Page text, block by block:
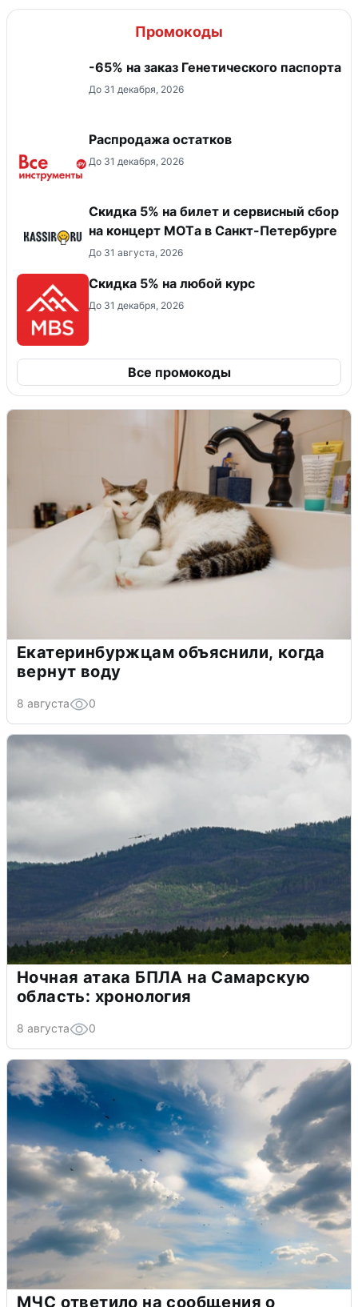
Промокоды
-65% на заказ Генетического паспорта
До 31 декабря, 2026
Распродажа остатков
До 31 декабря, 2026
Скидка 5% на билет и сервисный сбор
на концерт MOTа в Санкт-Петербурге
До 31 августа, 2026
Скидка 5% на любой курс
До 31 декабря, 2026
Все промокоды
Екатеринбуржцам объяснили, когда
вернут воду
8 августа 0
Ночная атака БПЛА на Самарскую
область: хронология
8 августа 0
МЧС ответило на сообщения о